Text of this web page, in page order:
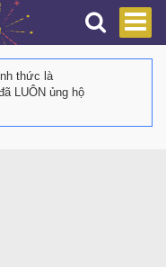
thức là
LUÔN ủng hộ